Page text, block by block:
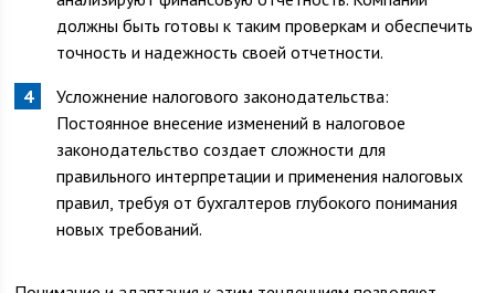
должны быть готовы к таким проверкам и обеспечить
точность и надежность своей отчетности.
Усложнение налогового законодательства:
Постоянное внесение изменений в налоговое
законодательство создает сложности для
правильного интерпретации и применения налоговых
правил, требуя от бухгалтеров глубокого понимания
новых требований.